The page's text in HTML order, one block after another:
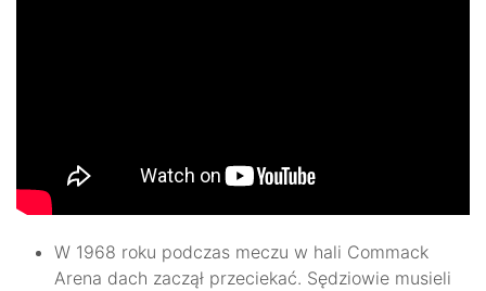
W 1968 roku podczas meczu w hali Commack
Arena dach zaczął przeciekać. Sędziowie musieli